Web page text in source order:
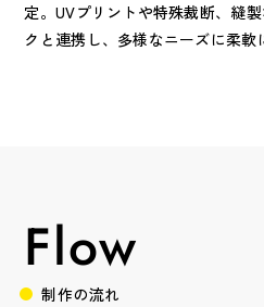
定。UVプリントや特殊裁断、縫
クと連携し、多様なニーズに柔軟
Flow
制作の流れ